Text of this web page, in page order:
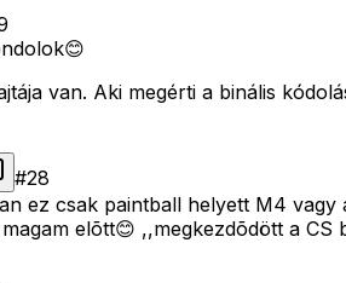
van. Aki megérti a binális
#28
ez csak paintball helyett M4 vagy
elõtt😊 ,,megkezdõdött a